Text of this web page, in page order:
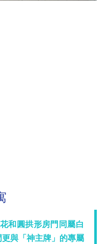
和圓拱形房門同屬白
與「神主牌」的專屬